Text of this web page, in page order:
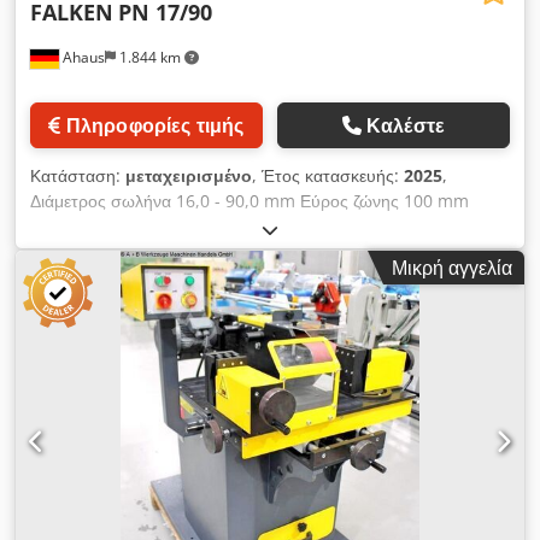
Ahaus 1.844 km
FALKEN PN 17/90
Πληροφορίες τιμής Καλέστε
Κατάσταση: μεταχειρισμένο, Έτος κατασκευής: 2025,
Διάμετρος σωλήνα 16,0 - 90,0 mm Εύρος ζώνης 100 mm
Djdpfxexab N De Ahcock Μήκος ταινίας 1250 mm Διαστάσεις
ιμάντα λείανσης 100 x 1250 mm Συνολική απαίτηση ισχύος
2,2 kW Βάρος μηχανής περίπου 180 kg. Διαστάσεις Μ-Π-Υ
1200 x 600 x 1150 mm Εκθεσιακό μηχάνημα - σαν
ΚΑΙΝΟΥΡΓΙΟ δεν έχει χρησιμοποιηθεί ακόμα (!!) Νέα τιμή
περίπου 4.500 ευρώ Ειδική τιμή κατόπιν παραγγελίας Το PN
17/90 είναι μια μηχανή λείανσης για Τα άκρα του σωλήνα και
του προφίλ τρίβονται στο μπροστινό μέρος. Εγκαταστάσεις: -
Μηχανή λείανσης ηλεκτροκινητήρα για άκρα σωλήνων και
προφίλ - Περιλαμβάνονται 10x κύλινδροι λείανσης *
συμπεριλαμβανομένου χώρου αποθήκευσης - πίσω μέρος του
μηχανήματος - εύκολη χειροκίνητη σύσφιξη/άνοιγμα του υλικού
- Πλευρική ρύθμιση του συστήματος σύσφιξης υλικού -
Μικρή αγγελία